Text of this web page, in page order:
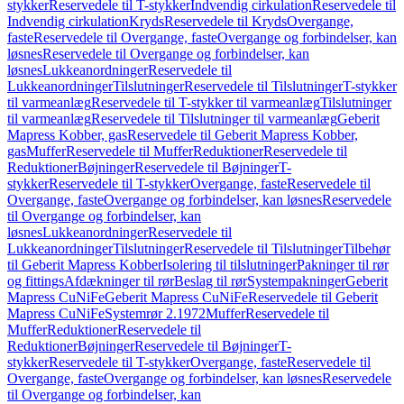
stykkerReservedele til T-stykkerIndvendig cirkulationReservedele til
Indvendig cirkulationKrydsReservedele til KrydsOvergange,
fasteReservedele til Overgange, fasteOvergange og forbindelser, kan
løsnesReservedele til Overgange og forbindelser, kan
løsnesLukkeanordningerReservedele til
LukkeanordningerTilslutningerReservedele til TilslutningerT-stykker
til varmeanlægReservedele til T-stykker til varmeanlægTilslutninger
til varmeanlægReservedele til Tilslutninger til varmeanlægGeberit
Mapress Kobber, gasReservedele til Geberit Mapress Kobber,
gasMufferReservedele til MufferReduktionerReservedele til
ReduktionerBøjningerReservedele til BøjningerT-
stykkerReservedele til T-stykkerOvergange, fasteReservedele til
Overgange, fasteOvergange og forbindelser, kan løsnesReservedele
til Overgange og forbindelser, kan
løsnesLukkeanordningerReservedele til
LukkeanordningerTilslutningerReservedele til TilslutningerTilbehør
til Geberit Mapress KobberIsolering til tilslutningerPakninger til rør
og fittingsAfdækninger til rørBeslag til rørSystempakningerGeberit
Mapress CuNiFeGeberit Mapress CuNiFeReservedele til Geberit
Mapress CuNiFeSystemrør 2.1972MufferReservedele til
MufferReduktionerReservedele til
ReduktionerBøjningerReservedele til BøjningerT-
stykkerReservedele til T-stykkerOvergange, fasteReservedele til
Overgange, fasteOvergange og forbindelser, kan løsnesReservedele
til Overgange og forbindelser, kan